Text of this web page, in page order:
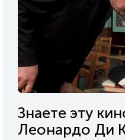
Знаете эту
Леонардо Ди